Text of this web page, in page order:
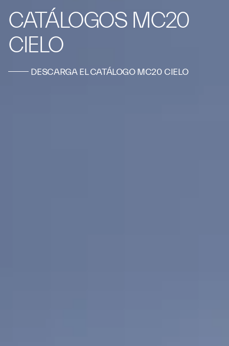
CATÁLOGOS MC20
CIELO
DESCARGA EL CATÁLOGO MC20 CIELO